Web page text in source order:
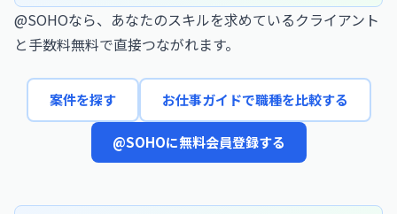
@SOHOなら、あなたのスキルを求めているクライアント
と手数料無料で直接つながれます。
案件を探す お仕事ガイドで職種を比較する
@SOHOに無料会員登録する